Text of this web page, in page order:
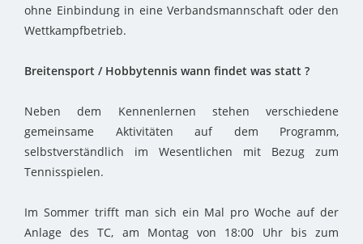
ohne Einbindung in eine Verbandsmannschaft oder den
Wettkampfbetrieb.
Breitensport / Hobbytennis wann findet was statt ?
Neben dem Kennenlernen stehen verschiedene
gemeinsame Aktivitäten auf dem Programm,
selbstverständlich im Wesentlichen mit Bezug zum
Tennisspielen.
Im Sommer trifft man sich ein Mal pro Woche auf der
Anlage des TC, am Montag von 18:00 Uhr bis zum